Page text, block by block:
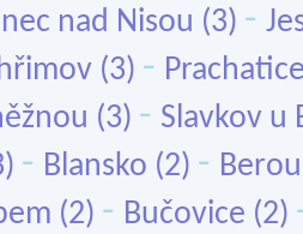
nad Nisou (3) -
(3) -
(3) - Slavkov u
- Blansko (2) -
(2) - Bučovice (2)